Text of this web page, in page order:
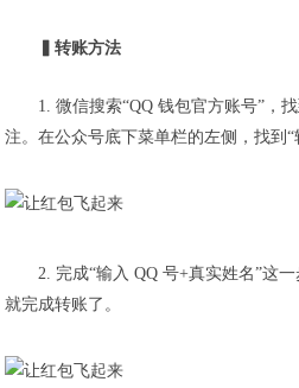
▍转账方法
1. 微信搜索“QQ 钱包官方账号”，
注。在公众号底下菜单栏的左侧，找到“
2. 完成“输入 QQ 号+真实姓名”这
就完成转账了。